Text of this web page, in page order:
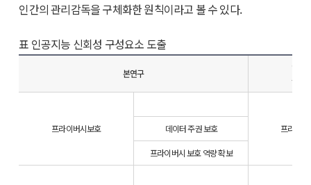
인간의 관리감독을 구체화한 원칙이라고 볼 수 있다.
표 인공지능 신회성 구성요소 도출
본연구
윤리
프라이버시보호 프라이버
데이터 주권 보호
프라이버시 보호 역량 확보